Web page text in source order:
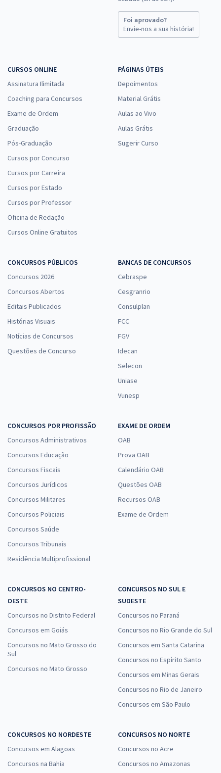
Foi aprovado?
Envie-nos a sua história!
CURSOS ONLINE
Assinatura Ilimitada
Coaching para Concursos
Exame de Ordem
Graduação
Pós-Graduação
Cursos por Concurso
Cursos por Carreira
Cursos por Estado
Cursos por Professor
Oficina de Redação
Cursos Online Gratuitos
PÁGINAS ÚTEIS
Depoimentos
Material Grátis
Aulas ao Vivo
Aulas Grátis
Sugerir Curso
CONCURSOS PÚBLICOS
Concursos 2026
Concursos Abertos
Editais Publicados
Histórias Visuais
Notícias de Concursos
Questões de Concurso
BANCAS DE CONCURSOS
Cebraspe
Cesgranrio
Consulplan
FCC
FGV
Idecan
Selecon
Uniase
Vunesp
CONCURSOS POR PROFISSÃO
Concursos Administrativos
Concursos Educação
Concursos Fiscais
Concursos Jurídicos
Concursos Militares
Concursos Policiais
Concursos Saúde
Concursos Tribunais
Residência Multiprofissional
EXAME DE ORDEM
OAB
Prova OAB
Calendário OAB
Questões OAB
Recursos OAB
Exame de Ordem
CONCURSOS NO CENTRO-
OESTE
Concursos no Distrito Federal
Concursos em Goiás
Concursos no Mato Grosso do
Sul
Concursos no Mato Grosso
CONCURSOS NO SUL E
SUDESTE
Concursos no Paraná
Concursos no Rio Grande do Sul
Concursos em Santa Catarina
Concursos no Espírito Santo
Concursos em Minas Gerais
Concursos no Rio de Janeiro
Concursos em São Paulo
CONCURSOS NO NORDESTE
Concursos em Alagoas
Concursos na Bahia
CONCURSOS NO NORTE
Concursos no Acre
Concursos no Amazonas